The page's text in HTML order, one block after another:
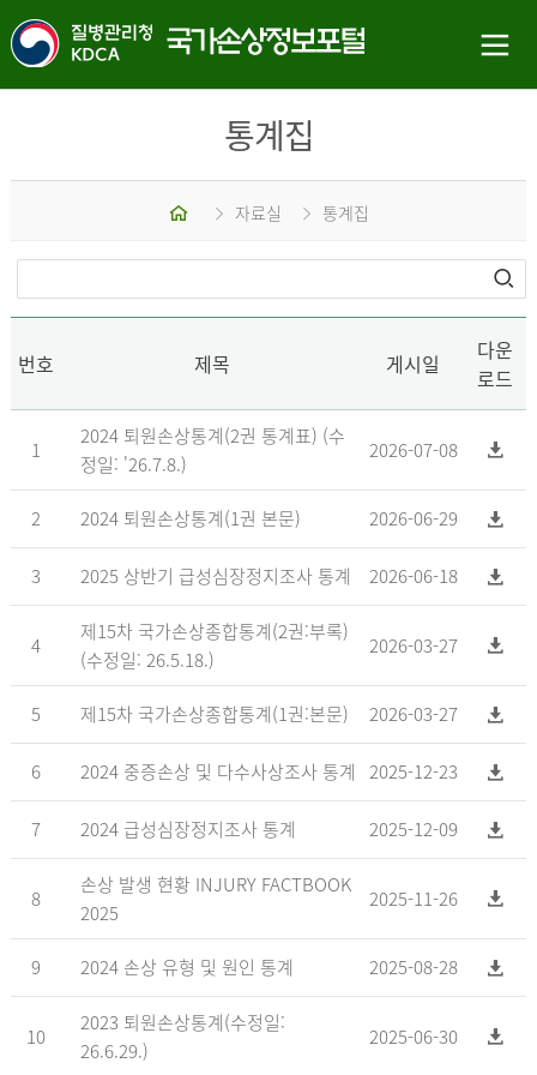
통계집
홈 자료실 통계집
번호 제목 게시일
다운
로드
1
2024 퇴원손상통계(2권 통계표) (수
정일: '26.7.8.)
2026-07-08
2 2024 퇴원손상통계(1권 본문) 2026-06-29
3 2025 상반기 급성심장정지조사 통계 2026-06-18
4
제15차 국가손상종합통계(2권:부록)
(수정일: 26.5.18.)
2026-03-27
5 제15차 국가손상종합통계(1권:본문) 2026-03-27
6 2024 중증손상 및 다수사상조사 통계 2025-12-23
7 2024 급성심장정지조사 통계 2025-12-09
8
손상 발생 현황 INJURY FACTBOOK
2025
2025-11-26
9 2024 손상 유형 및 원인 통계 2025-08-28
10
2023 퇴원손상통계(수정일:
26.6.29.)
2025-06-30